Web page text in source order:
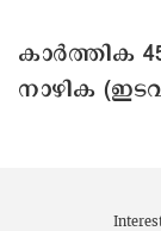
കാർത്തിക
നാഴിക